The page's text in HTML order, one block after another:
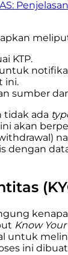
KTP.
ini.
sumber
tidak ada
akan
dengan
Know
untuk
ini